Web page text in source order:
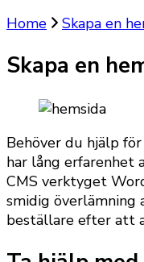
Home
Skapa en
Skapa en
Behöver du hjälp
har lång erfarenhet
CMS verktyget
smidig
beställare efter att